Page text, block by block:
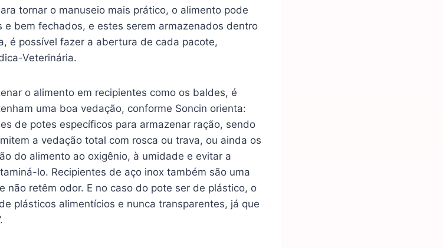
tornar o manuseio mais prático, o alimento pode
e bem fechados, e estes serem armazenados dentro
é possível fazer a abertura de cada pacote,
Veterinária.
o alimento em recipientes como os baldes, é
uma boa vedação, conforme Soncin orienta:
de potes específicos para armazenar ração, sendo
a vedação total com rosca ou trava, ou ainda os
do alimento ao oxigênio, à umidade e evitar a
lo. Recipientes de aço inox também são uma
não retêm odor. E no caso do pote ser de plástico, o
plásticos alimentícios e nunca transparentes, já que